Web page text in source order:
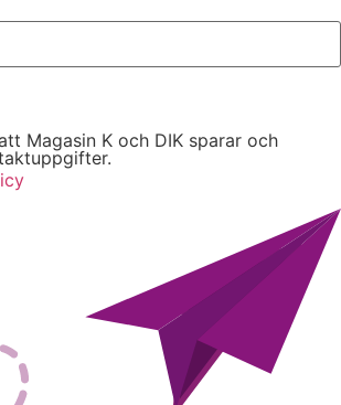
Magasin K och DIK sparar och